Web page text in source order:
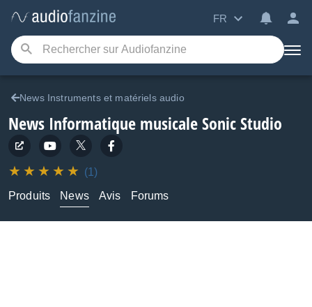
FR
News Instruments et matériels audio
News Informatique musicale Sonic Studio
(1)
Produits
News Avis Forums